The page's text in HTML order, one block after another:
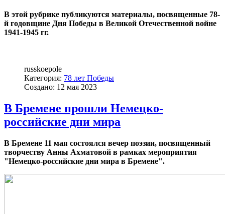
В этой рубрике публикуются материалы, посвященные 78-
й годовщине Дня Победы в Великой Отечественной войне
1941-1945 гг.
russkoepole
Категория: 78 лет Победы
Создано: 12 мая 2023
В Бремене прошли Немецко-
российские дни мира
В Бремене 11 мая состоялся вечер поэзии, посвященный
творчеству Анны Ахматовой в рамках мероприятия
"Немецко-российские дни мира в Бремене".